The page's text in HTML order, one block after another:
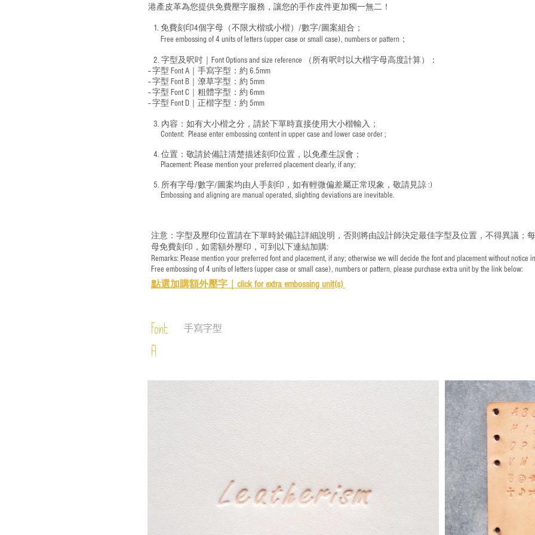
港產皮革為您提供免費壓字服務，讓您的手作皮件更加獨一無二！
1. 免費刻印4個字母（不限大楷或小楷）/數字/圖案組合；
Free embossing of 4 units of letters (upper case or small case), numbers or pattern；
2. 字型及呎吋｜ Font Options and size reference
（所有呎吋以大楷字母高度計算）：
-- 字型 Font A｜手寫字型：約 6.5mm
-- 字型 Font B｜潦草字型： 約 5mm
-- 字型 Font C｜粗體字型：約 6mm
-- 字型 Font D｜正楷字型： 約 5mm
3. 內容：如有大小楷之分，請於下單時直接使用大小楷輸入；
​ Content: Please enter embossing content in upper case and lower case order ;
4. 位置：敬請於備註清楚描述刻印位置，以免產生誤會；
​ Placement: Please mention your preferred placement clearly, if any;
5. 所有字母/數字/圖案均由人手刻印，如有輕微偏差屬正常現象，敬請見諒 :)
​ Embossing and aligning are manual operated, slighting deviations are inevitable.
注意：字型及壓印位置請在下單時於備註詳細說明，否則將由設計師決定最佳字型及位置，不得異議；
母免費刻印，如需額外壓印，可到以下連結加購:
Remarks: Please mention your preferred font and placement, if any; otherwise we will decide the font and placement without notice
Free embossing of 4 units of letters (upper case or small case), numbers or pattern, please purchase extra unit by the link below:
點選加購額外壓字｜ click for extra embossing unit(s)
Font
A
手寫字型